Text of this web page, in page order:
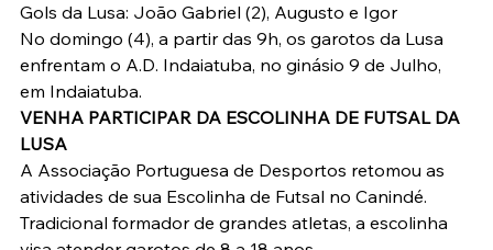
Gols da Lusa: João Gabriel (2), Augusto e Igor
No domingo (4), a partir das 9h, os garotos da Lusa
enfrentam o A.D. Indaiatuba, no ginásio 9 de Julho,
em Indaiatuba.
VENHA PARTICIPAR DA ESCOLINHA DE FUTSAL DA
LUSA
A Associação Portuguesa de Desportos retomou as
atividades de sua Escolinha de Futsal no Canindé.
Tradicional formador de grandes atletas, a escolinha